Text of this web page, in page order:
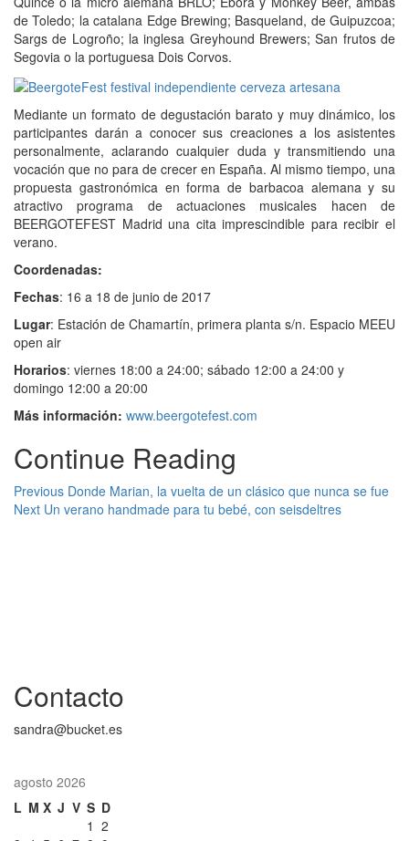
de Toledo; la catalana Edge Brewing; Basqueland, de Guipuzcoa;
Sargs de Logroño; la inglesa Greyhound Brewers; San frutos de
Segovia o la portuguesa Dois Corvos.
Mediante un formato de degustación barato y muy dinámico, los
participantes darán a conocer sus creaciones a los asistentes
personalmente, aclarando cualquier duda y transmitiendo una
vocación que no para de crecer en España. Al mismo tiempo, una
propuesta gastronómica en forma de barbacoa alemana y su
atractivo programa de actuaciones musicales hacen de
BEERGOTEFEST Madrid una cita imprescindible para recibir el
verano.
Coordenadas:
Fechas: 16 a 18 de junio de 2017
Lugar: Estación de Chamartín, primera planta s/n. Espacio MEEU
open air
Horarios: viernes 18:00 a 24:00; sábado 12:00 a 24:00 y
domingo 12:00 a 20:00
Más información: www.beergotefest.com
Continue Reading
Previous Donde Marian, la vuelta de un clásico que nunca se fue
Next Un verano handmade para tu bebé, con seisdeltres
Contacto
sandra@bucket.es
agosto 2026
L M X J V S D
1 2